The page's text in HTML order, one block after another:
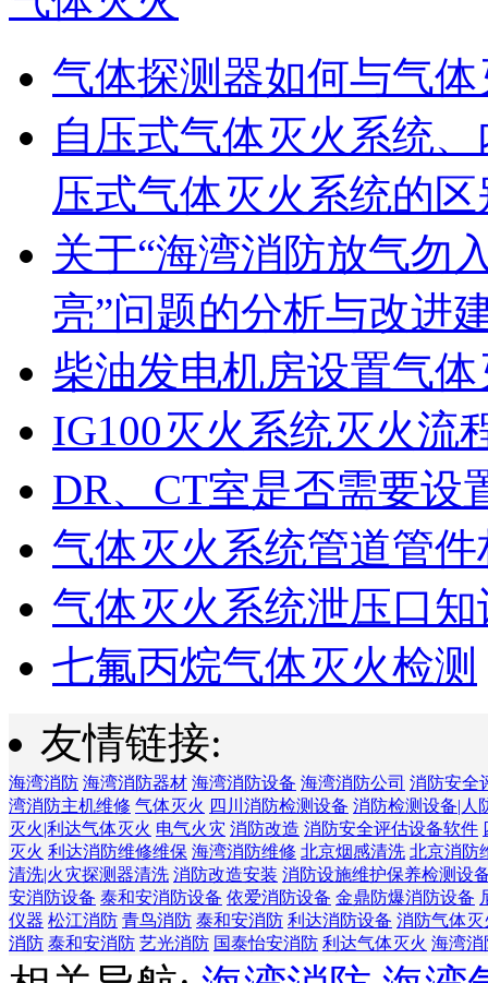
气体探测器如何与气
自压式气体灭火系统
压式气体灭火系统的
关于“海湾消防放气勿
亮”问题的分析与改进
柴油发电机房设置气
IG100灭火系统灭火流
DR、CT室是否需要设
气体灭火系统管道管
气体灭火系统泄压口
七氟丙烷气体灭火检测
友情链接:
海湾消防 海湾消防器材 海湾消防设备 海湾消防公司 消防安全
湾消防主机维修 气体灭火 四川消防检测设备 消防检测设备|人
灭火|利达气体灭火 电气火灾 消防改造 消防安全评估设备软件
灭火 利达消防维修维保 海湾消防维修 北京烟感清洗 北京消防
清洗|火灾探测器清洗 消防改造安装 消防设施维护保养检测设
安消防设备 泰和安消防设备 依爱消防设备 金鼎防爆消防设备
仪器 松江消防 青鸟消防 泰和安消防 利达消防设备 消防气体灭
消防 泰和安消防 艺光消防 国泰怡安消防 利达气体灭火 海湾消